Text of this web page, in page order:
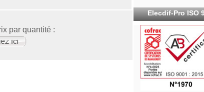
par quantité :
Elecdif-Pro ISO